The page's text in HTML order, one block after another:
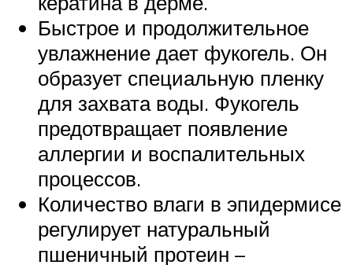
Быстрое и продолжительное
увлажнение дает фукогель. Он
образует специальную пленку
для захвата воды. Фукогель
предотвращает появление
аллергии и воспалительных
процессов.
Количество влаги в эпидермисе
регулирует натуральный
пшеничный протеин –